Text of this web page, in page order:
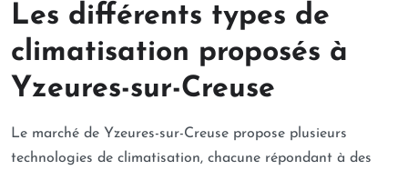
Les différents types de
climatisation proposés à
Yzeures-sur-Creuse
Le marché de Yzeures-sur-Creuse propose plusieurs
technologies de climatisation, chacune répondant à des